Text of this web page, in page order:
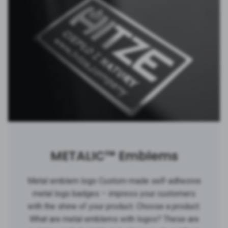
METALIC™ Emblems
Metal emblem logo Custom-made self-adhesive
metal logo badges – impress your customers
with the shine of your product. Choose a product:
What are metal emblems with logos? These are